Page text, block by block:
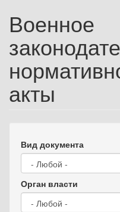
Военное
акты
Вид документа
Орган власти